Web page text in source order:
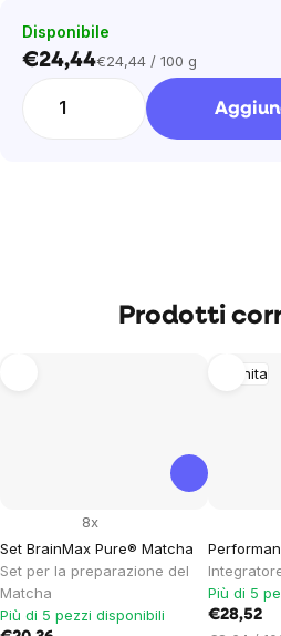
Disponibile
€24,44Prezzo
unitario:
€24,44 / 100 g
Prodotti
Set BrainMax Pure® Matcha
Set per la preparazione del
Matcha
8x
Più di 5 pezzi disponibili
Imunita
Più di 5
€28,52